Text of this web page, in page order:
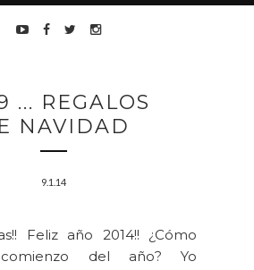
... REGALOS
NAVIDAD
9.1.14
Feliz año 2014!! ¿Cómo
del año? Yo